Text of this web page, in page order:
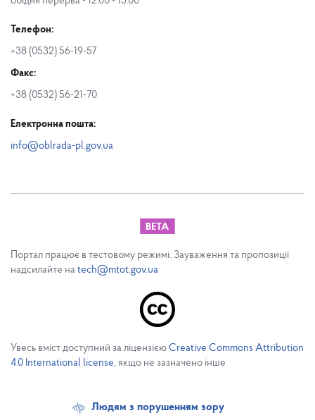
Телефон:
+38 (0532) 56-19-57
Факс:
+38 (0532) 56-21-70
Електронна пошта:
info@oblrada-pl.gov.ua
Портал працює в тестовому режимі. Зауваження та пропозиції
надсилайте на tech@mtot.gov.ua
Увесь вміст доступний за ліцензією Creative Commons Attribution
4.0 International license, якщо не зазначено інше
Людям з порушенням зору